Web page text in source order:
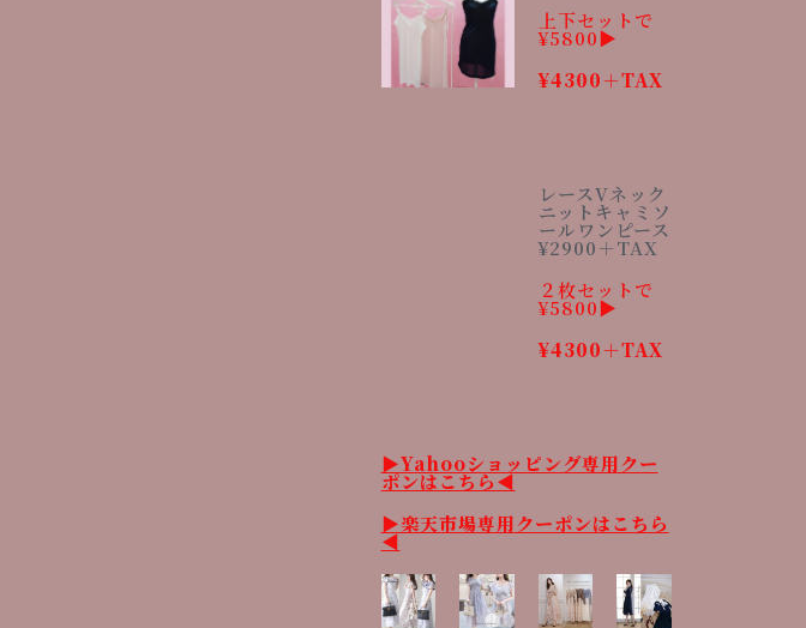
上下セットで
¥5800▶︎
¥4300＋TAX
レースVネック
ニットキャミソ
ールワンピース
¥2900＋TAX
２枚セットで
¥5800▶︎
¥4300＋TAX
▶︎Yahooショッピング専用クー
ポンはこちら◀︎
▶︎楽天市場専用クーポンはこちら
◀︎